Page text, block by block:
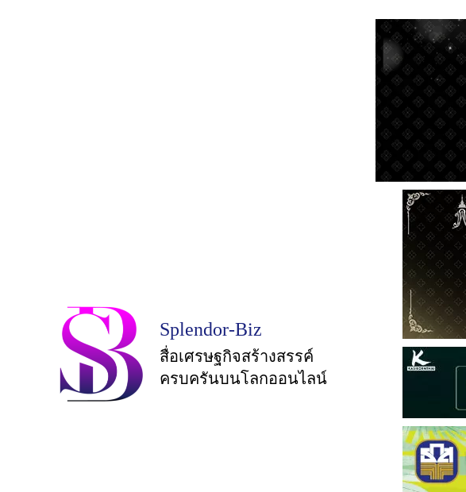
Splendor-Biz
สื่อเศรษฐกิจสร้างสรรค์
ครบครันบนโลกออนไลน์